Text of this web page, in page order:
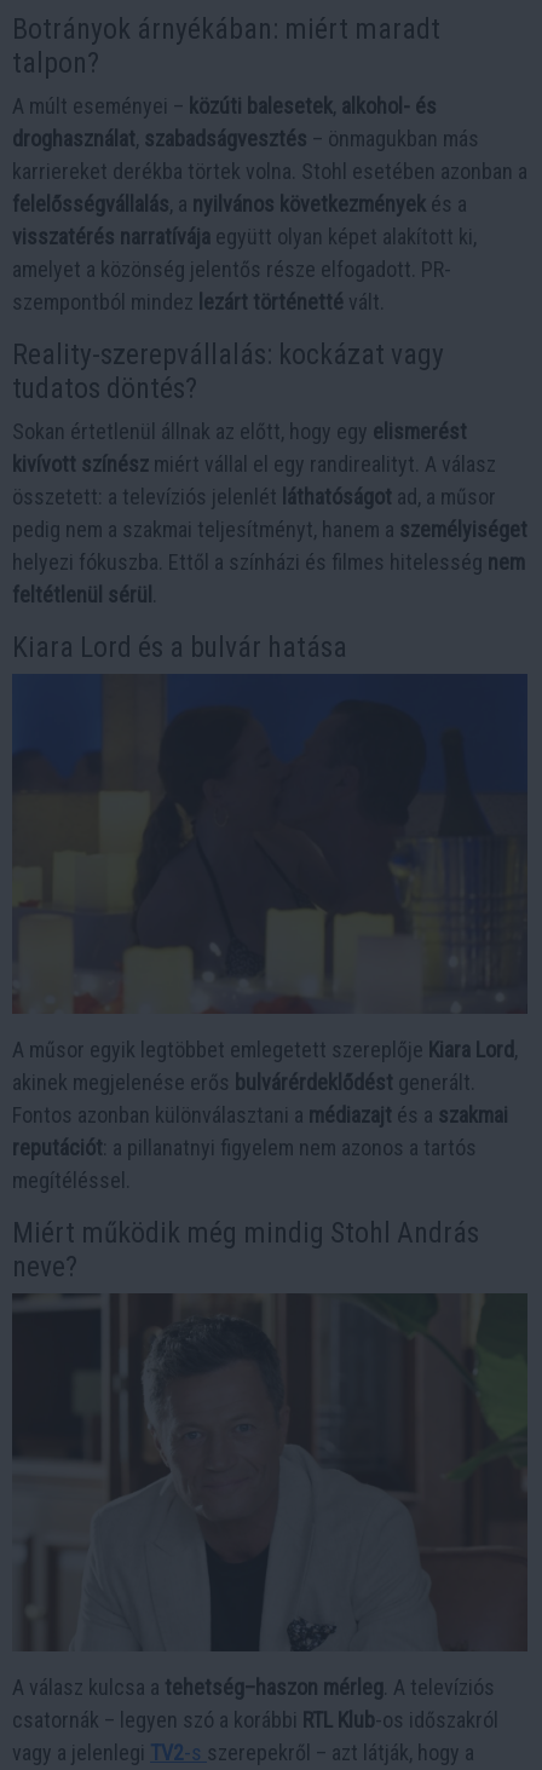
Botrányok árnyékában: miért maradt
talpon?
A múlt eseményei – közúti balesetek, alkohol- és
droghasználat, szabadságvesztés – önmagukban más
karriereket derékba törtek volna. Stohl esetében azonban a
felelősségvállalás, a nyilvános következmények és a
visszatérés narratívája együtt olyan képet alakított ki,
amelyet a közönség jelentős része elfogadott. PR-
szempontból mindez lezárt történetté vált.
Reality-szerepvállalás: kockázat vagy
tudatos döntés?
Sokan értetlenül állnak az előtt, hogy egy elismerést
kivívott színész miért vállal el egy randirealityt. A válasz
összetett: a televíziós jelenlét láthatóságot ad, a műsor
pedig nem a szakmai teljesítményt, hanem a személyiséget
helyezi fókuszba. Ettől a színházi és filmes hitelesség nem
feltétlenül sérül
Kiara Lord és a bulvár hatása
A műsor egyik legtöbbet emlegetett szereplője Kiara Lord,
akinek megjelenése erős bulvárérdeklődést generált.
Fontos azonban különválasztani a médiazajt és a szakmai
reputációt : a pillanatnyi figyelem nem azonos a tartós
megítéléssel.
Miért működik még mindig Stohl András
neve?
A válasz kulcsa a tehetség–haszon mérleg . A televíziós
csatornák – legyen szó a korábbi RTL Klub-os időszakról
vagy a jelenlegi TV2-s szerepekről – azt látják, hogy a